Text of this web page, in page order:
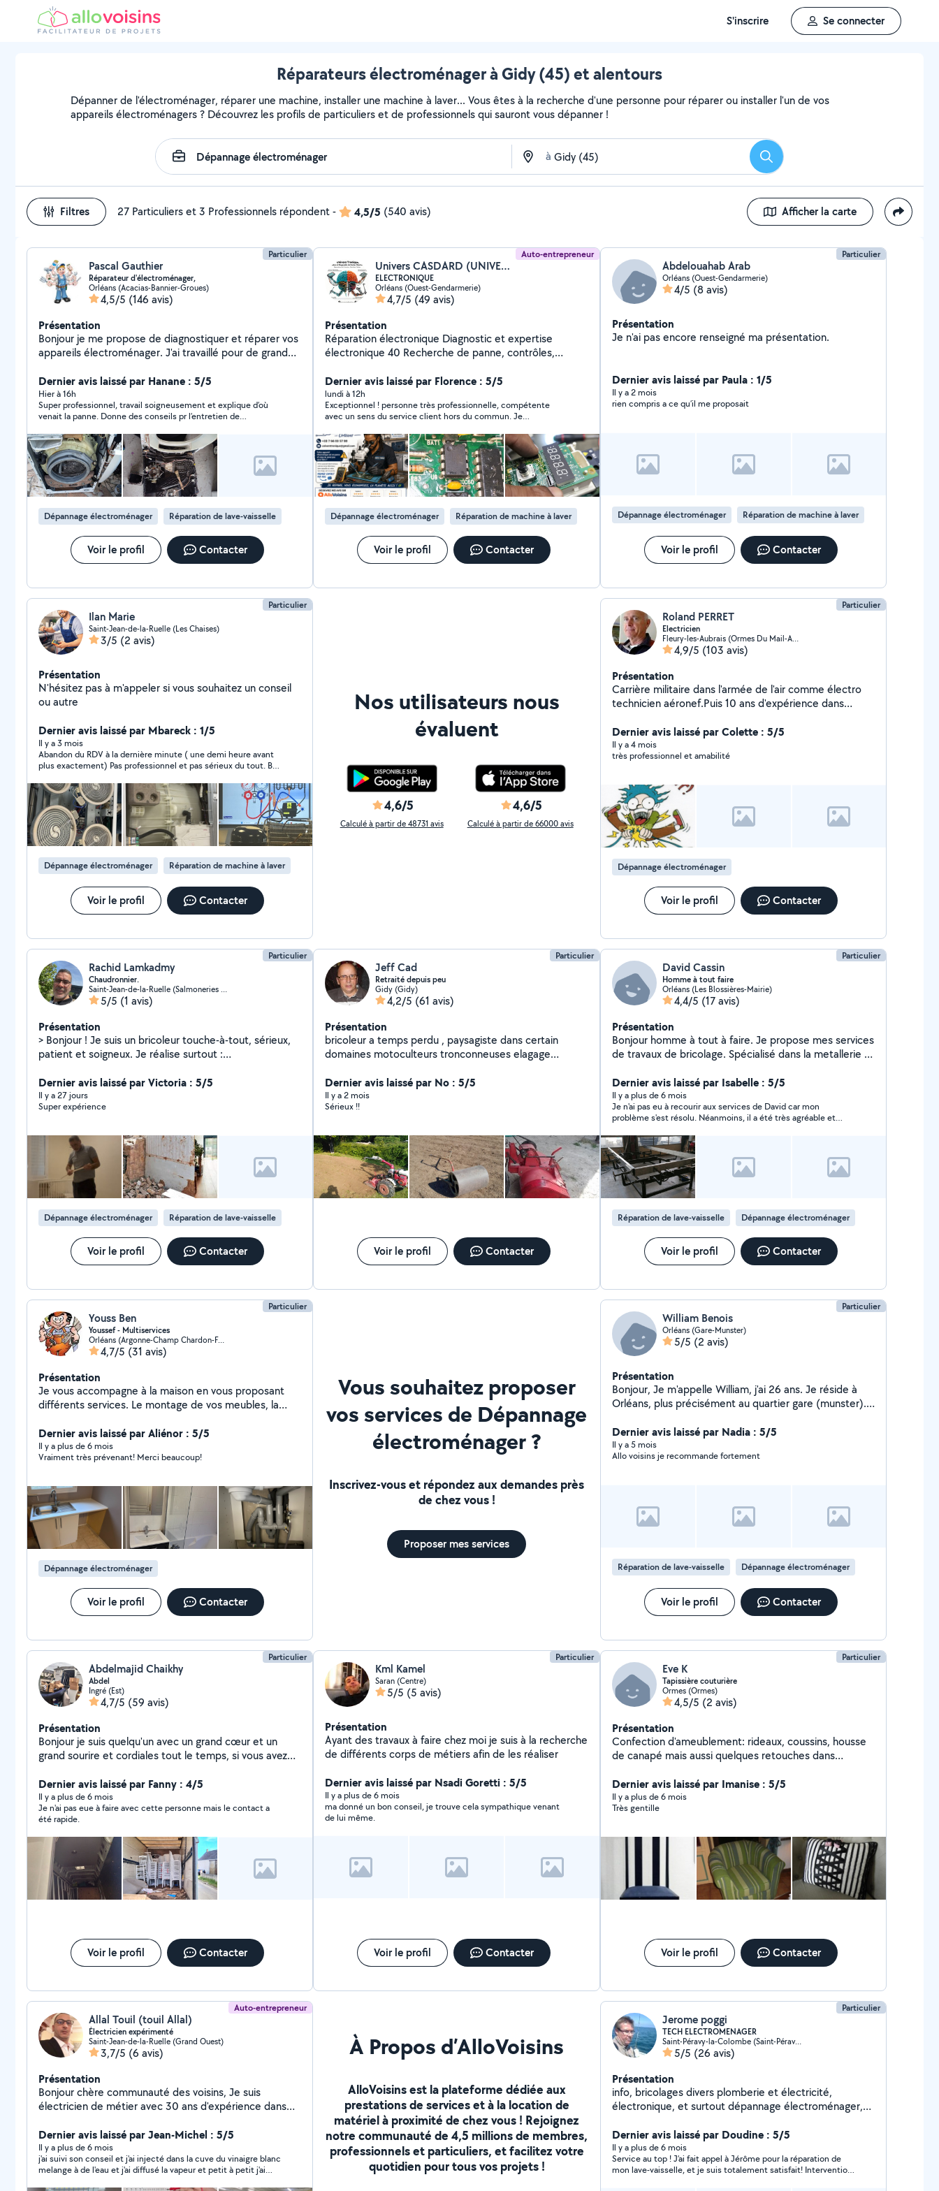
S'inscrire Se connecter
Réparateurs électroménager à Gidy (45) et alentours
Dépanner de l'électroménager, réparer une machine, installer une machine à laver... Vous êtes à la recherche d'une personne pour réparer ou installer l'un de vos
appareils électroménagers ? Découvrez les profils de particuliers et de professionnels qui sauront vous dépanner !
à Rechercher
Filtres 27 Particuliers et 3 Professionnels répondent- 4,5/5 (540 avis) Afficher la carte
Particulier
Pascal Gauthier
Réparateur d'électroménager,
Orléans (Acacias-Bannier-Groues)
4,5/5 (146 avis)
Présentation
Bonjour je me propose de diagnostiquer et réparer vos
appareils électroménager. J'ai travaillé pour de grandes
blanc et brun, (machine à laver, sèche linge, lave
vaisselles, cuisinière induction, gaz, électrique, hotte,
TV sauf écran cassé ... Je vous propose aussi de garder
vos animaux (chats et chiens) chez vous . J''ai été
bénévole pour une association d'aide aux animaux j'ai
un chat et un chien que je promène tous les jours. Je
peux m'occuper aussi de vos plantes et faire un peu de
jardinage. Je suis mobile et polyvalent je peux aussi
faire vos courses et autres ....Cordialement
Dernier avis laissé par Hanane : 5/5
Hier à 16h
Super professionnel, travail soigneusement et explique d’où
venait la panne. Donne des conseils pr l’entretien de
Dépannage électroménager Réparation de lave-vaisselle
Voir le profil Contacter
Auto-entrepreneur
Univers CASDARD (UNIVERS-TRONIQUE)
ELECTRONIQUE
Orléans (Ouest-Gendarmerie)
4,7/5 (49 avis)
Présentation
Réparation électronique Diagnostic et expertise
électronique 40 Recherche de panne, contrôles,
électronique Cartes électroniques, électroménager,
alimentation, plaques de cuisson, réfrigérateurs, lave-
linges, sèche-linges, fours, lave-vaisselles et autres
équipements. Détartrage machine à café
professionnelle/partie particulier 60 Nettoyage
complet, détartrage et contrôle de fonctionnement.
Location machine à café 120 / mois Jusqu'à 70
cafés/heure 1 détartrage par mois inclus Maintenance
et assistance technique Professionnels et particuliers
Intervention rapide, solutions économiques et
réparations durables.
Dernier avis laissé par Florence : 5/5
lundi à 12h
Exceptionnel ! personne très professionnelle, compétente
avec un sens du service client hors du commun. Je
Dépannage électroménager Réparation de machine à laver
Voir le profil Contacter
Particulier
Abdelouahab Arab
Orléans (Ouest-Gendarmerie)
4/5 (8 avis)
Présentation
Je n'ai pas encore renseigné ma présentation.
Dernier avis laissé par Paula : 1/5
Il y a 2 mois
rien compris a ce qu’il me proposait
Dépannage électroménager Réparation de machine à laver
Voir le profil Contacter
Particulier
Ilan Marie
Saint-Jean-de-la-Ruelle (Les Chaises)
3/5 (2 avis)
Présentation
N'hésitez pas à m'appeler si vous souhaitez un conseil
ou autre
Dernier avis laissé par Mbareck : 1/5
Il y a 3 mois
Abandon du RDV à la dernière minute ( une demi heure avant
plus exactement) Pas professionnel et pas sérieux du tout. Bof
Dépannage électroménager Réparation de machine à laver
Voir le profil Contacter
Nos utilisateurs nous
évaluent
4,6/5
Calculé à partir de 48731 avis
4,6/5
Calculé à partir de 66000 avis
Particulier
Roland PERRET
Electricien
Fleury-les-Aubrais (Ormes Du Mail-Andrillons)
4,9/5 (103 avis)
Présentation
Carrière militaire dans l'armée de l'air comme électro
technicien aéronef.Puis 10 ans d'expérience dans
j'ai gardé le goût du dépannage et du bricolage que je
tiens à conserver.
Dernier avis laissé par Colette : 5/5
Il y a 4 mois
très professionnel et amabilité
Dépannage électroménager
Voir le profil Contacter
Particulier
Rachid Lamkadmy
Chaudronnier.
Saint-Jean-de-la-Ruelle (Salmoneries Prairie Pincevent Zru)
5/5 (1 avis)
Présentation
> Bonjour ! Je suis un bricoleur touche-à-tout, sérieux,
patient et soigneux. Je réalise surtout :
simples (étagères, tringles, cadres), petites
réparations, ajustements, et petit jardinage (tonte,
taille, désherbage). J'ai un diplôme en structure
travail sécurisé. Je m'adapte à votre besoin et je laisse
toujours un espace propre après intervention.
Dernier avis laissé par Victoria : 5/5
Il y a 27 jours
Super expérience
Dépannage électroménager Réparation de lave-vaisselle
Voir le profil Contacter
Particulier
Jeff Cad
Retraité depuis peu
Gidy (Gidy)
4,2/5 (61 avis)
Présentation
bricoleur a temps perdu , paysagiste dans certain
domaines motoculteurs tronconneuses elagage
de qualitée et me deplace avant travaux cdlt jeff nb , je
suis un particulier a la retraite , donc plus de temps
Dernier avis laissé par No : 5/5
Il y a 2 mois
Sérieux !!
Voir le profil Contacter
Particulier
David Cassin
Homme à tout faire
Orléans (Les Blossières-Mairie)
4,4/5 (17 avis)
Présentation
Bonjour homme à tout à faire. Je propose mes services
de travaux de bricolage. Spécialisé dans la metallerie et
complexe. Travaux mécanique auto aussi. Je trouve
toujours une solution.
Dernier avis laissé par Isabelle : 5/5
Il y a plus de 6 mois
Je n'ai pas eu à recourir aux services de David car mon
problème s'est résolu. Néanmoins, il a été très agréable et
Réparation de lave-vaisselle Dépannage électroménager
Voir le profil Contacter
Particulier
Youss Ben
Youssef - Multiservices
Orléans (Argonne-Champ Chardon-Fontaine-Nécotin)
4,7/5 (31 avis)
Présentation
Je vous accompagne à la maison en vous proposant
différents services. Le montage de vos meubles, la
dépanne également les volets roulants électriques ainsi
que tout l'électroménager...
Dernier avis laissé par Aliénor : 5/5
Il y a plus de 6 mois
Vraiment très prévenant! Merci beaucoup!
Dépannage électroménager
Voir le profil Contacter
Vous souhaitez proposer
vos services de Dépannage
électroménager ?
Inscrivez-vous et répondez aux demandes près
de chez vous !
Proposer mes services
Particulier
William Benois
Orléans (Gare-Munster)
5/5 (2 avis)
Présentation
Bonjour, Je m'appelle William, j'ai 26 ans. Je réside à
Orléans, plus précisément au quartier gare (munster).
Bac Professionnel, option : Audiovisuel et Équipements
Domestiques. Pour plus de renseignements, veuillez à
me contacter. Cordialement,
Dernier avis laissé par Nadia : 5/5
Il y a 5 mois
Allo voisins je recommande fortement
Réparation de lave-vaisselle Dépannage électroménager
Voir le profil Contacter
Particulier
Abdelmajid Chaikhy
Abdel
Ingré (Est)
4,7/5 (59 avis)
Présentation
Bonjour je suis quelqu'un avec un grand cœur et un
grand sourire et cordiales tout le temps, si vous avez
assurée. Cordialement
Dernier avis laissé par Fanny : 4/5
Il y a plus de 6 mois
Je n'ai pas eue à faire avec cette personne mais le contact a
été rapide.
Voir le profil Contacter
Particulier
Kml Kamel
Saran (Centre)
5/5 (5 avis)
Présentation
Ayant des travaux à faire chez moi je suis à la recherche
de différents corps de métiers afin de les réaliser
Dernier avis laissé par Nsadi Goretti : 5/5
Il y a plus de 6 mois
ma donné un bon conseil, je trouve cela sympathique venant
de lui même.
Voir le profil Contacter
Particulier
Eve K
Tapissière couturière
Ormes (Ormes)
4,5/5 (2 avis)
Présentation
Confection d'ameublement: rideaux, coussins, housse
de canapé mais aussi quelques retouches dans
confections pour différents types de véhicules:
bateaux, automobiles, camping car. Bâches, stores
etc...
Dernier avis laissé par Imanise : 5/5
Il y a plus de 6 mois
Très gentille
Voir le profil Contacter
Auto-entrepreneur
Allal Touil (touil Allal)
Électricien expérimenté
Saint-Jean-de-la-Ruelle (Grand Ouest)
3,7/5 (6 avis)
Présentation
Bonjour chère communauté des voisins, Je suis
électricien de métier avec 30 ans d'expérience dans
électrique pour l'habitat et le tertiaire (bureau et
magasin) et j'ai aussi exercé en tant formateur pour
Adultes en électricité.. - Pour vos projets, je mets mes
compétences à votre service afin de réaliser vos
Dernier avis laissé par Jean-Michel : 5/5
Il y a plus de 6 mois
j'ai suivi son conseil et j'ai injecté dans la cuve du vinaigre blanc
melange à de l'eau et j'ai diffusé la vapeur et petit à petit j'ai
À Propos d’AlloVoisins
AlloVoisins est la plateforme dédiée aux
prestations de services et à la location de
matériel à proximité de chez vous ! Rejoignez
notre communauté de 4,5 millions de membres,
professionnels et particuliers, et facilitez votre
quotidien pour tous vos projets !
Particulier
Jerome poggi
TECH ELECTROMENAGER
Saint-Péravy-la-Colombe (Saint-Péravy-la-Colombe)
5/5 (26 avis)
Présentation
info, bricolages divers plomberie et électricité,
électronique, et surtout dépannage électroménager,
Dernier avis laissé par Doudine : 5/5
Il y a plus de 6 mois
Service au top ! J’ai fait appel à Jérôme pour la réparation de
mon lave-vaisselle, et je suis totalement satisfait! Intervention